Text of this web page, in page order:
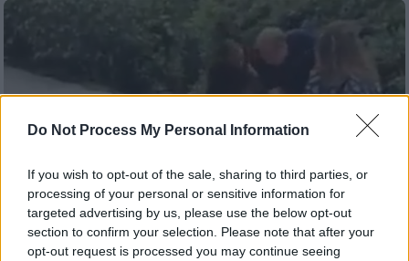
Do Not Process My Personal Information
If you wish to opt-out of the sale, sharing to third parties, or
processing of your personal or sensitive information for
targeted advertising by us, please use the below opt-out
section to confirm your selection. Please note that after your
opt-out request is processed you may continue seeing